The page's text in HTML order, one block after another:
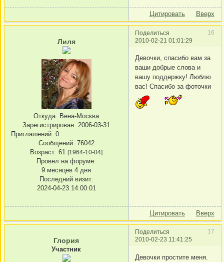
Цитировать Вверх
Поделиться
16
2010-02-21 01:01:29
Лиля
Откуда: Вена-Москва
Зарегистрирован: 2006-03-31
Приглашений: 0
Сообщений: 76042
Возраст: 61 [1964-10-04]
Провел на форуме:
9 месяцев 4 дня
Последний визит:
2024-04-23 14:00:01
Девочки, спасибо вам за
ваши добрые слова и
вашу поддержку! Люблю
вас! Спасибо за фоточки
Цитировать Вверх
Поделиться
17
2010-02-23 11:41:25
Глория
Участник
Девочки простите меня.